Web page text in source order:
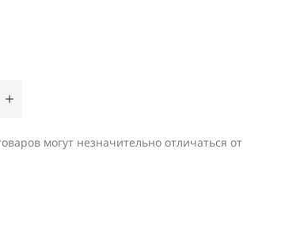
могут незначительно отличаться от